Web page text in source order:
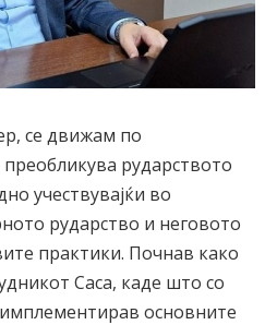
се движам по
рударството
учествувајќи во
рударство и неговото
практики. Почнав како
Саса, каде што со
основните